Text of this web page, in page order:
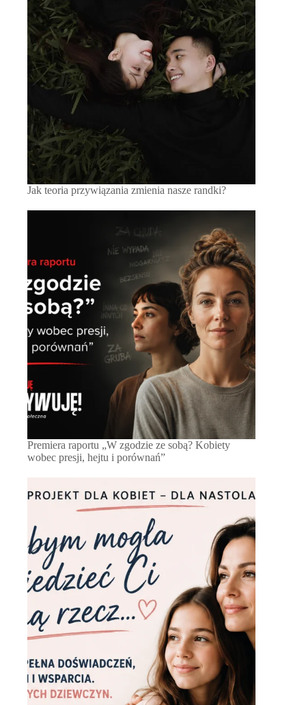
Jak teoria przywiązania zmienia nasze randki?
Premiera raportu „W zgodzie ze sobą? Kobiety
wobec presji, hejtu i porównań”